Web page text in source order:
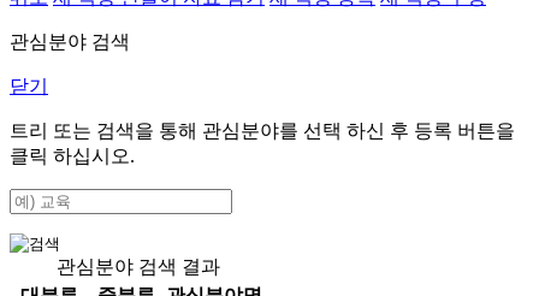
관심분야 검색
닫기
트리 또는 검색을 통해 관심분야를 선택 하신 후 등록 버튼을
클릭 하십시오.
관심분야 검색 결과